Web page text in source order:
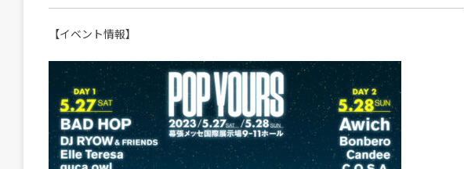
【イベント情報】